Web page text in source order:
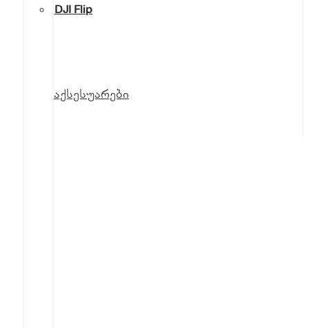
DJI Flip
აქსესუარები